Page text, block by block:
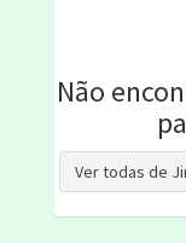
Não
Ver todas de